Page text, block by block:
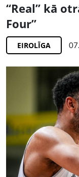
“Real” kā
Four”
EIROLĪGA